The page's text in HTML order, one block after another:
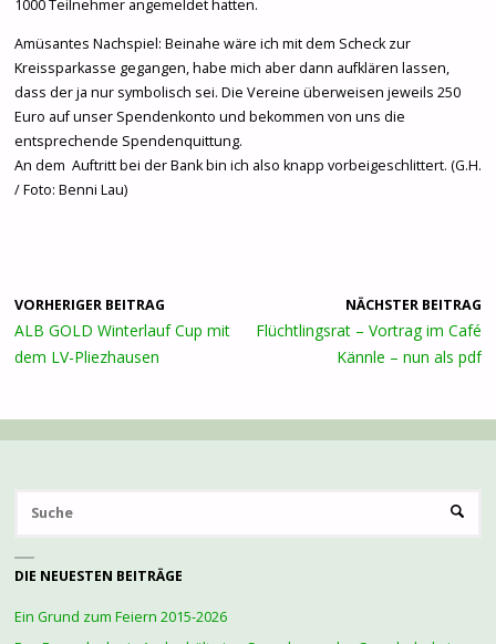
1000 Teilnehmer angemeldet hatten.
Amüsantes Nachspiel: Beinahe wäre ich mit dem Scheck zur
Kreissparkasse gegangen, habe mich aber dann aufklären lassen,
dass der ja nur symbolisch sei. Die Vereine überweisen jeweils 250
Euro auf unser Spendenkonto und bekommen von uns die
entsprechende Spendenquittung.
An dem Auftritt bei der Bank bin ich also knapp vorbeigeschlittert. (G.H.
/ Foto: Benni Lau)
VORHERIGER BEITRAG
ALB GOLD Winterlauf Cup mit
dem LV-Pliezhausen
NÄCHSTER BEITRAG
Flüchtlingsrat – Vortrag im Café
Kännle – nun als pdf
SUCHE
DIE NEUESTEN BEITRÄGE
Ein Grund zum Feiern 2015-2026